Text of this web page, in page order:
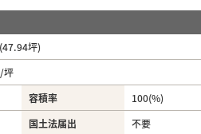
坪)
坪
容積率
100(%)
国土法届出
不要